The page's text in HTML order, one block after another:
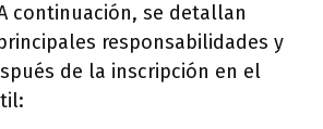
continuación, se detallan
responsabilidades y
de la inscripción en el